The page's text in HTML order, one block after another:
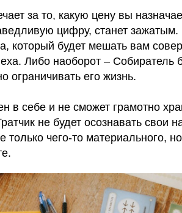
за то, какую цену вы
цифру, станет зажатым.
который будет мешать вам
Либо наоборот – Собиратель
ограничивать его жизнь.
в себе и не сможет грамотно
не будет осознавать свои
только чего-то материального,